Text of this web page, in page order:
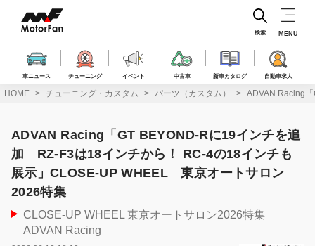
ス
車ニュース チューニング イベント 中古車 新車カタログ 自動車求人
検索 MENU
HOME チューニング・カスタム パーツ（カスタム） ADVAN Racing
ADVAN Racing「GT BEYOND-Rに19インチを追
加 RZ-F3は18インチから！ RC-4の18インチも
展示」CLOSE-UP WHEEL 東京オートサロン
2026特集
CLOSE-UP WHEEL 東京オートサロン2026特集
ADVAN Racing